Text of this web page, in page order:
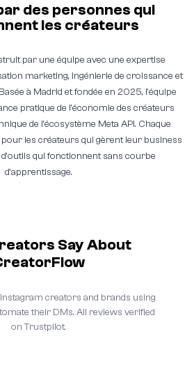
des personnes qui
les créateurs
par une équipe avec une expertise
marketing, ingénierie de croissance et
à Madrid et fondée en 2025, l'équipe
pratique de l'économie des créateurs
de l'écosystème Meta API. Chaque
les créateurs qui gèrent leur business
qui fonctionnent sans courbe
d'apprentissage.
Say About
creators and brands using
their DMs. All reviews verified
on Trustpilot.